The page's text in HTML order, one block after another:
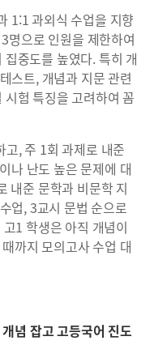
1:1 과외식 수업을 지향
명으로 인원을 제한하여
중도를 높였다. 특히 개
스트, 개념과 지문 관련
험 특징을 고려하여 꼼
, 주 1회 과제로 내준
나 난도 높은 문제에 대
내준 문학과 비문학 지
업, 3교시 문법 순으로
1 학생은 아직 개념이
까지 모의고사 수업 대
념 잡고 고등국어 진도